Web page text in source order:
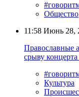
Общество
11:58 Июнь 28,
Православные
срыву
Культура